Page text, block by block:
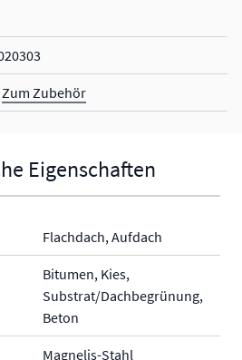
Zum Zubehör
Eigenschaften
Flachdach, Aufdach
Bitumen, Kies,
Substrat/Dachbegrünung,
Beton
Magnelis-Stahl